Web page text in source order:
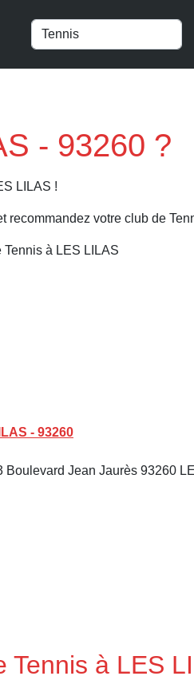
- 93260 ?
LILAS !
recommandez votre club de
à LES LILAS
- 93260
Boulevard Jean Jaurès 93260
Tennis à LES